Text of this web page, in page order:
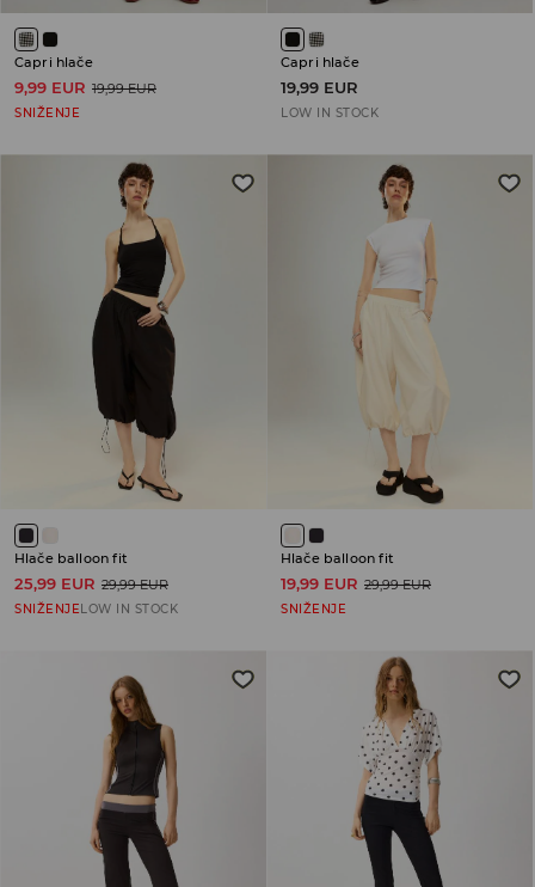
Capri hlače
9,99 EUR 19,99 EUR
SNIŽENJE
Capri hlače
19,99 EUR
LOW IN STOCK
Hlače balloon fit
25,99 EUR 29,99 EUR
SNIŽENJELOW IN STOCK
Hlače balloon fit
19,99 EUR 29,99 EUR
SNIŽENJE